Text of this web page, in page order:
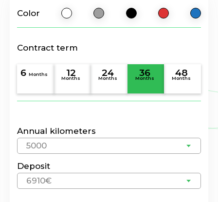
Color
Contract term
6 Months 12
Months 24
Months 36
Months 48
Months
Annual kilometers
5000
Deposit
6910€